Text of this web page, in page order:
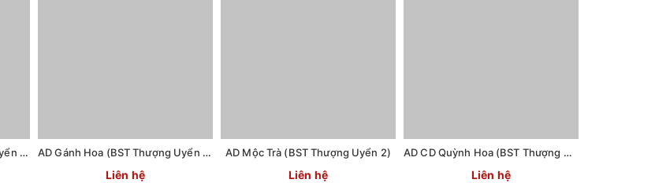
AD Ngàn Hoa (BST Thượng Uyển 2) AD Gánh Hoa (BST Thượng Uyển 2)
Liên hệ
AD Mộc Trà (BST Thượng Uyển 2)
Liên hệ
AD CD Quỳnh Hoa (BST Thượng Uyển 2)
Liên hệ